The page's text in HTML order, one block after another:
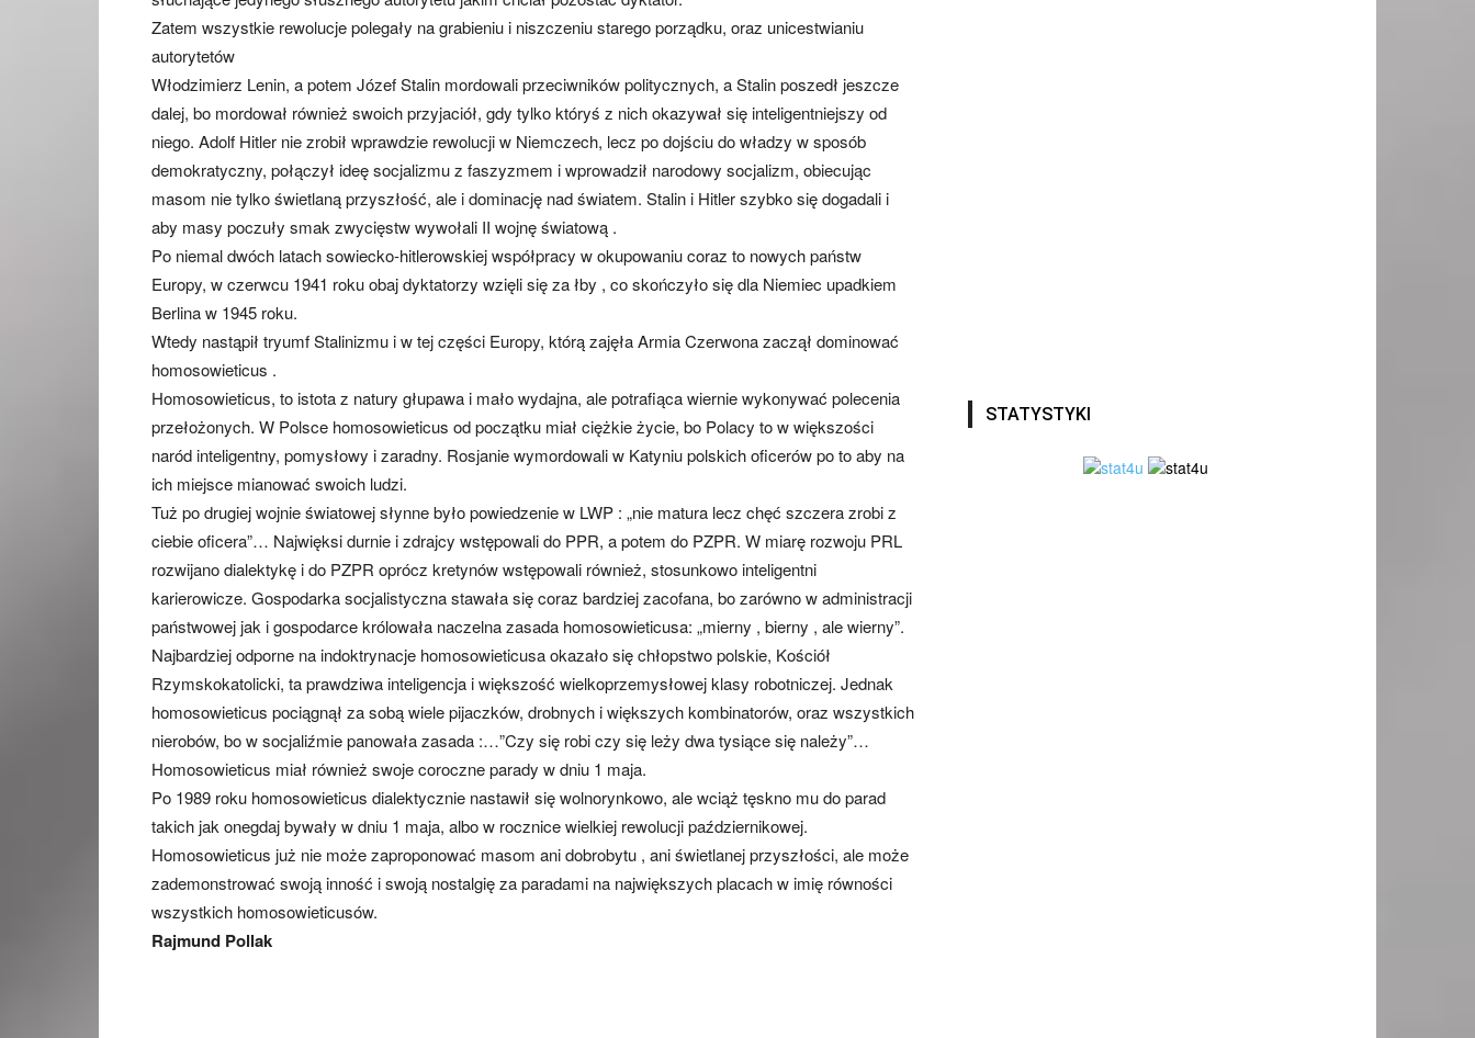
Zatem wszystkie rewolucje polegały na grabieniu i niszczeniu starego porządku, oraz unicestwianiu
autorytetów
Włodzimierz Lenin, a potem Józef Stalin mordowali przeciwników politycznych, a Stalin poszedł jeszcze
dalej, bo mordował również swoich przyjaciół, gdy tylko któryś z nich okazywał się inteligentniejszy od
niego. Adolf Hitler nie zrobił wprawdzie rewolucji w Niemczech, lecz po dojściu do władzy w sposób
demokratyczny, połączył ideę socjalizmu z faszyzmem i wprowadził narodowy socjalizm, obiecując
masom nie tylko świetlaną przyszłość, ale i dominację nad światem. Stalin i Hitler szybko się dogadali i
aby masy poczuły smak zwycięstw wywołali II wojnę światową .
Po niemal dwóch latach sowiecko-hitlerowskiej współpracy w okupowaniu coraz to nowych państw
Europy, w czerwcu 1941 roku obaj dyktatorzy wzięli się za łby , co skończyło się dla Niemiec upadkiem
Berlina w 1945 roku.
Wtedy nastąpił tryumf Stalinizmu i w tej części Europy, którą zajęła Armia Czerwona zaczął dominować
homosowieticus .
Homosowieticus, to istota z natury głupawa i mało wydajna, ale potrafiąca wiernie wykonywać polecenia
przełożonych. W Polsce homosowieticus od początku miał ciężkie życie, bo Polacy to w większości
naród inteligentny, pomysłowy i zaradny. Rosjanie wymordowali w Katyniu polskich oficerów po to aby na
ich miejsce mianować swoich ludzi.
Tuż po drugiej wojnie światowej słynne było powiedzenie w LWP : „nie matura lecz chęć szczera zrobi z
ciebie oficera”… Najwięksi durnie i zdrajcy wstępowali do PPR, a potem do PZPR. W miarę rozwoju PRL
rozwijano dialektykę i do PZPR oprócz kretynów wstępowali również, stosunkowo inteligentni
karierowicze. Gospodarka socjalistyczna stawała się coraz bardziej zacofana, bo zarówno w administracji
państwowej jak i gospodarce królowała naczelna zasada homosowieticusa: „mierny , bierny , ale wierny”.
Najbardziej odporne na indoktrynacje homosowieticusa okazało się chłopstwo polskie, Kościół
Rzymskokatolicki, ta prawdziwa inteligencja i większość wielkoprzemysłowej klasy robotniczej. Jednak
homosowieticus pociągnął za sobą wiele pijaczków, drobnych i większych kombinatorów, oraz wszystkich
nierobów, bo w socjaliźmie panowała zasada :…”Czy się robi czy się leży dwa tysiące się należy”…
Homosowieticus miał również swoje coroczne parady w dniu 1 maja.
Po 1989 roku homosowieticus dialektycznie nastawił się wolnorynkowo, ale wciąż tęskno mu do parad
takich jak onegdaj bywały w dniu 1 maja, albo w rocznice wielkiej rewolucji październikowej.
Homosowieticus już nie może zaproponować masom ani dobrobytu , ani świetlanej przyszłości, ale może
zademonstrować swoją inność i swoją nostalgię za paradami na największych placach w imię równości
wszystkich homosowieticusów.
Rajmund Pollak
STATYSTYKI